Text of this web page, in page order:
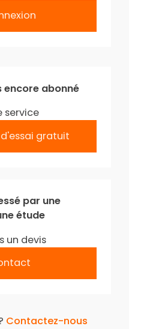
encore abonné
service
gratuit
par une
étude
un devis
Contactez-nous